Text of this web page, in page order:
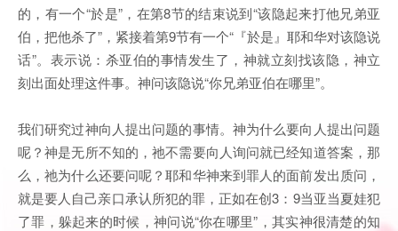
的，有一个“於是”，在第8节的结束说到“该隐起来打他兄弟亚
伯，把他杀了”，紧接着第9节有一个“『於是』耶和华对该隐说
话”。表示说：杀亚伯的事情发生了，神就立刻找该隐，神立
刻出面处理这件事。神问该隐说“你兄弟亚伯在哪里”。
我们研究过神向人提出问题的事情。神为什么要向人提出问题
呢？神是无所不知的，祂不需要向人询问就已经知道答案，那
么，祂为什么还要问呢？耶和华神来到罪人的面前发出质问，
就是要人自己亲口承认所犯的罪，正如在创3：9当亚当夏娃犯
了罪，躲起来的时候，神问说“你在哪里”，其实神很清楚的知